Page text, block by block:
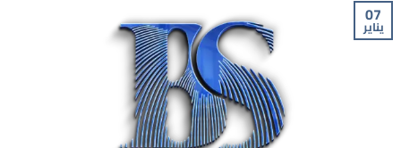
07
يناير